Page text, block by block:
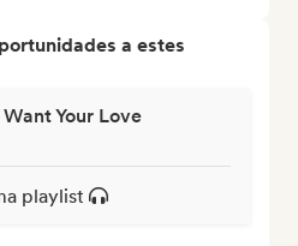
a estes
Your Love
playlist